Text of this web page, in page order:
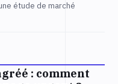
étude de marché
: comment